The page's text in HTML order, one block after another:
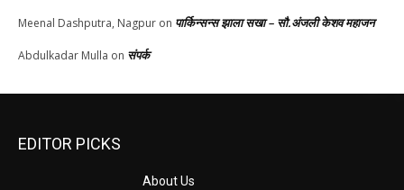
Meenal Dashputra, Nagpur on पार्किन्सन्स झाला सखा – सौ.अंजली केशव महाजन
Abdulkadar Mulla on संपर्क
EDITOR PICKS
About Us